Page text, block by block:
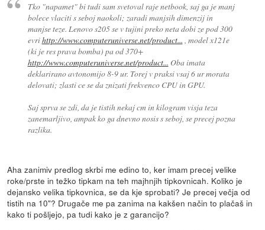
Tko "napamet" bi tudi sam svetoval raje netbook, saj ga je manj
bolece vlaciti s seboj naokoli; zaradi manjsih dimenzij in
manjse teze. Lenovo s205 se v tujini preko neta dobi ze pod 300
evrihttp://www.computeruniverse.net/product... , model x121e
(ki je res prava bomba) pa od 370+
http://www.computeruniverse.net/product... Oba imata
deklarirano avtonomijo 8-9 ur. Torej v praksi vsaj 6 ur morata
delovati; zlasti ce se da znizati frekvenco CPU in GPU.
Saj sprva se zdi, da je tistih nekaj cm in kilogram visja teza
zanemarljivo, ampak ko ga dnevno nosis s seboj, se precej pozna
razlika.
Aha zanimiv predlog skrbi me edino to, ker imam precej velike
roke/prste in težko tipkam na teh majhnjih tipkovnicah. Koliko je
dejansko velika tipkovnica, se da kje sprobati? Je precej večja od
tistih na 10"? Drugače me pa zanima na kakšen način to plačaš in
kako ti pošljejo, pa tudi kako je z garancijo?